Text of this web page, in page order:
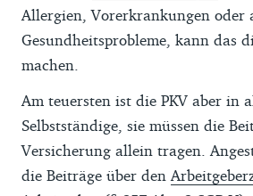
Allergien, Vorerkrankungen oder
Gesundheitsprobleme, kann das
machen.
Am teuersten ist die PKV aber in
Selbstständige, sie müssen die
Versicherung allein tragen.
die Beiträge über den